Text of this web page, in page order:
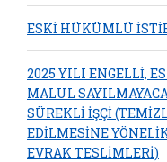
ESKİ HÜKÜMLÜ
2025 YILI ENGELLİ,
MALUL
SÜREKLİ İŞÇİ
EDİLMESİNE
EVRAK TESLİMLERİ)